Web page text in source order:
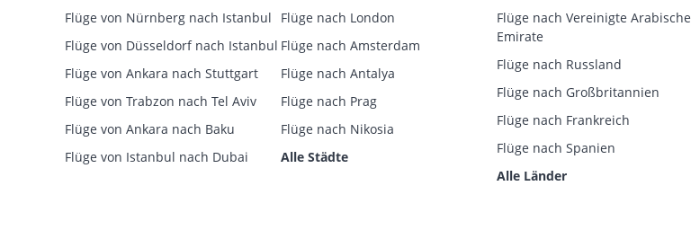
Flüge von Nürnberg nach Istanbul
Flüge von Düsseldorf nach Istanbul
Flüge von Ankara nach Stuttgart
Flüge von Trabzon nach Tel Aviv
Flüge von Ankara nach Baku
Flüge von Istanbul nach Dubai
Flüge nach London
Flüge nach Amsterdam
Flüge nach Antalya
Flüge nach Prag
Flüge nach Nikosia
Alle Städte
Flüge nach Vereinigte Arabische
Emirate
Flüge nach Russland
Flüge nach Großbritannien
Flüge nach Frankreich
Flüge nach Spanien
Alle Länder